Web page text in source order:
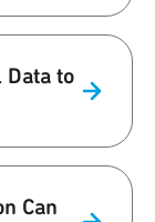
Data to
Can